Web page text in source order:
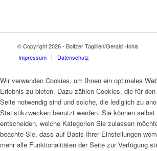
© Copyright 2026 - Boitzer Taglilien/Gerald Hohls
Impressum
Datenschutz
Wir verwenden Cookies, um Ihnen ein optimales
Erlebnis zu bieten. Dazu zählen Cookies, die für
Seite notwendig sind und solche, die lediglich zu
Statistikzwecken benutzt werden. Sie können selbst
entscheiden, welche Kategorien Sie zulassen
beachte Sie, dass auf Basis Ihrer Einstellungen
mehr alle Funktionalitäten der Seite zur Verfügung